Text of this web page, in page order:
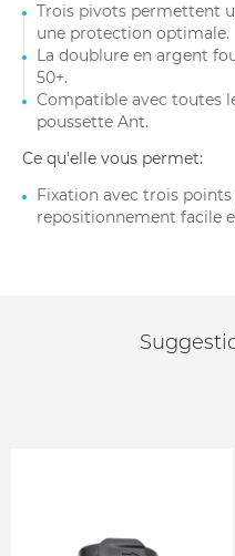
Trois pivots permettent
une protection optimale.
La doublure en argent
50+.
Compatible avec toutes
poussette Ant.
Ce qu'elle vous permet:
Fixation avec trois
repositionnement facile